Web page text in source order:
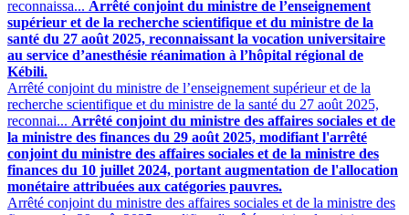
reconnaissa... Arrêté conjoint du ministre de l’enseignement
supérieur et de la recherche scientifique et du ministre de la
santé du 27 août 2025, reconnaissant la vocation universitaire
au service d’anesthésie réanimation à l’hôpital régional de
Kébili.
Arrêté conjoint du ministre de l’enseignement supérieur et de la
recherche scientifique et du ministre de la santé du 27 août 2025,
reconnai... Arrêté conjoint du ministre des affaires sociales et de
la ministre des finances du 29 août 2025, modifiant l'arrêté
conjoint du ministre des affaires sociales et de la ministre des
finances du 10 juillet 2024, portant augmentation de l'allocation
monétaire attribuées aux catégories pauvres.
Arrêté conjoint du ministre des affaires sociales et de la ministre des